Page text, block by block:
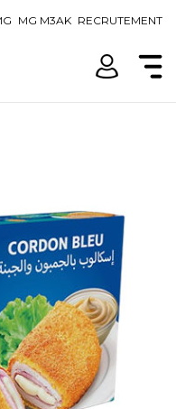
MG M3AK RECRUTEMENT